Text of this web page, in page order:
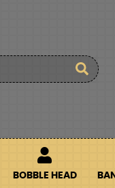
BOBBLE HEAD